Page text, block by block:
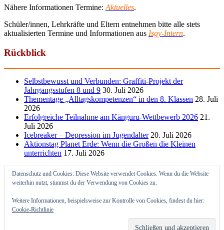
Nähere Informationen Termine: Aktuelles.
Schüler/innen, Lehrkräfte und Eltern entnehmen bitte alle stets
aktualisierten Termine und Informationen aus Isgy-Intern.
Rückblick
Selbstbewusst und Verbunden: Graffiti-Projekt der
Jahrgangsstufen 8 und 9 30. Juli 2026
Thementage „Alltagskompetenzen“ in den 8. Klassen 28. Juli
2026
Erfolgreiche Teilnahme am Känguru-Wettbewerb 2026 21.
Juli 2026
Icebreaker – Depression im Jugendalter 20. Juli 2026
Aktionstag Planet Erde: Wenn die Großen die Kleinen
unterrichten 17. Juli 2026
Datenschutz und Cookies: Diese Website verwendet Cookies. Wenn du die Website
weiterhin nutzt, stimmst du der Verwendung von Cookies zu.
Weitere Informationen, beispielsweise zur Kontrolle von Cookies, findest du hier:
Cookie-Richtlinie